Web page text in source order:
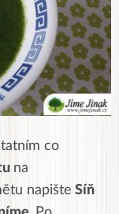
co
na
napište Síň